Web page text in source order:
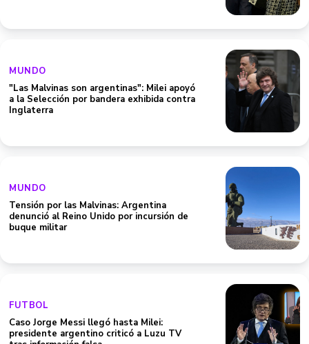
MUNDO
"Las Malvinas son argentinas": Milei apoyó
a la Selección por bandera exhibida contra
Inglaterra
MUNDO
Tensión por las Malvinas: Argentina
denunció al Reino Unido por incursión de
buque militar
FUTBOL
Caso Jorge Messi llegó hasta Milei:
presidente argentino criticó a Luzu TV